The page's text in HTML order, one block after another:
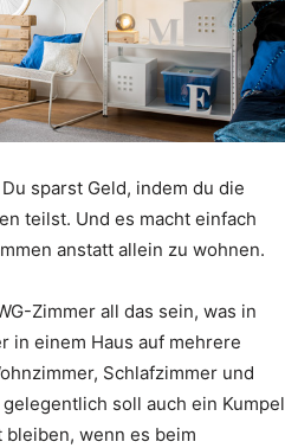
sparst Geld, indem du die
teilst. Und es macht einfach
anstatt allein zu wohnen.
Zimmer all das sein, was in
in einem Haus auf mehrere
Schlafzimmer und
soll auch ein Kumpel
wenn es beim